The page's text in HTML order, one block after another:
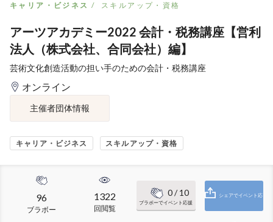
キャリア・ビジネス スキルアップ・資格
アーツアカデミー2022 会計・税務講座【営利
法人（株式会社、合同会社）編】
芸術文化創造活動の担い手のための会計・税務講座
オンライン
主催者団体情報
キャリア・ビジネス スキルアップ・資格
96
ブラボー
1322
回閲覧
0/ 10
ブラボーでイベント応援
シェアでイベント応